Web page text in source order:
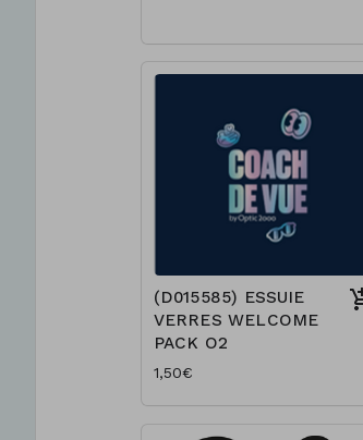
(D015585) ESSUIE
VERRES WELCOME
PACK O2
1,50€